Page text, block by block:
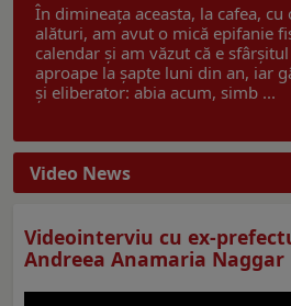
În dimineața aceasta, la cafea,
alături, am avut o mică epifanie
calendar și am văzut că e
aproape la șapte luni din an, iar
și eliberator: abia acum, simb ...
Video News
Videointerviu cu ex-
Andreea Anamaria Naggar